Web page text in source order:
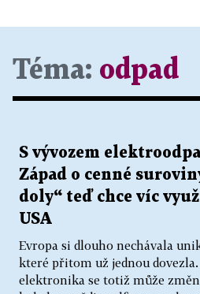
Téma: odpad
S vývozem
Západ o cenné
doly“ teď chce víc
USA
Evropa si dlouho nechávala
které přitom už jednou
elektronika se totiž může